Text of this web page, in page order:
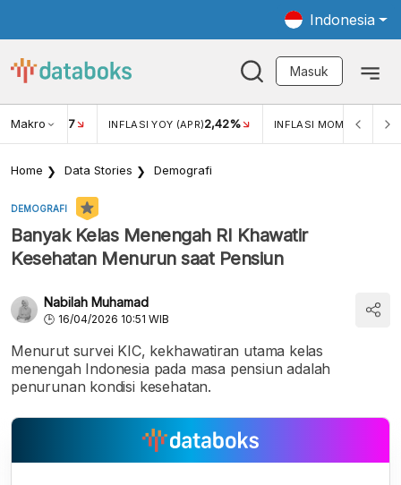
Indonesia
Masuk
Makro
USD/IDR 17 INFLASI YOY (APR)2,42% INFLASI MOM (MAR)
Home Data Stories Demografi
DEMOGRAFI
Banyak Kelas Menengah RI Khawatir
Kesehatan Menurun saat Pensiun
Nabilah Muhamad
16/04/2026 10:51 WIB
Menurut survei KIC, kekhawatiran utama kelas
menengah Indonesia pada masa pensiun adalah
penurunan kondisi kesehatan.